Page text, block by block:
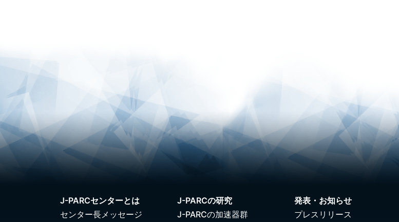
J-PARCセンターとは
センター長メッセージ
J-PARCの研究
J-PARCの加速器群
発表・お知らせ
プレスリリース